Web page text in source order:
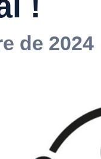
de 2024